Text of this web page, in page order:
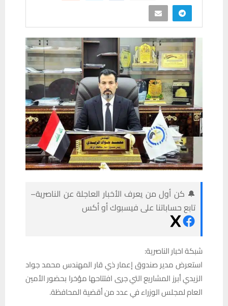
🔔 كن أول من يعرف الأخبار العاجلة عن الناصرية–
تابع حساباتنا على فيسبوك أو أكس
شبكة اخبار الناصرية:
استعرض مدير صندوق إعمار ذي قار المهندس محمد جواد
الزيدي أبرز المشاريع التي جرى افتتاحها مؤخرا بحضور الأمين
العام لمجلس الوزراء في عدد من أقضية المحافظة.